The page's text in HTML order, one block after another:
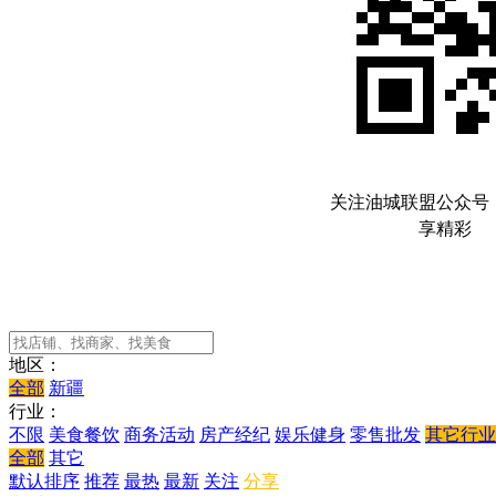
关注油城联盟公众号
享精彩
地区：
全部 新疆
行业：
不限 美食餐饮 商务活动 房产经纪 娱乐健身 零售批发 其它行业
全部 其它
默认排序 推荐 最热 最新 关注 分享